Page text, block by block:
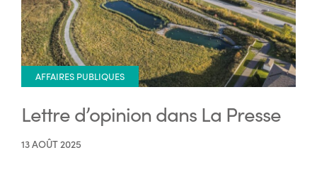
AFFAIRES PUBLIQUES
Lettre d’opinion dans La Presse
13 AOÛT 2025